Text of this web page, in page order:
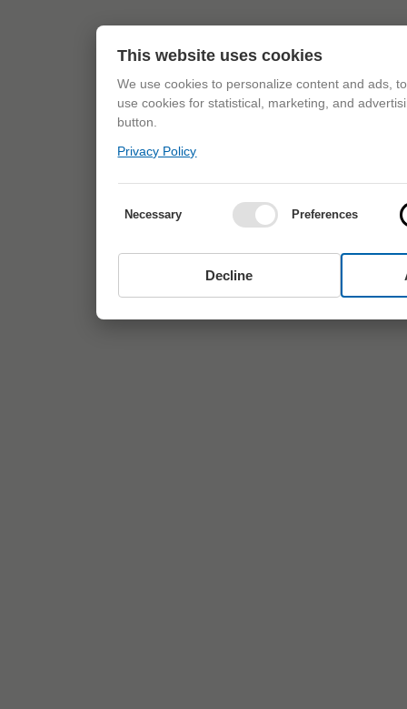
This website uses cookies
We use cookies to personalize content and ads,
use cookies for statistical, marketing, and
button.
Privacy Policy
Necessary Preferences
Decline